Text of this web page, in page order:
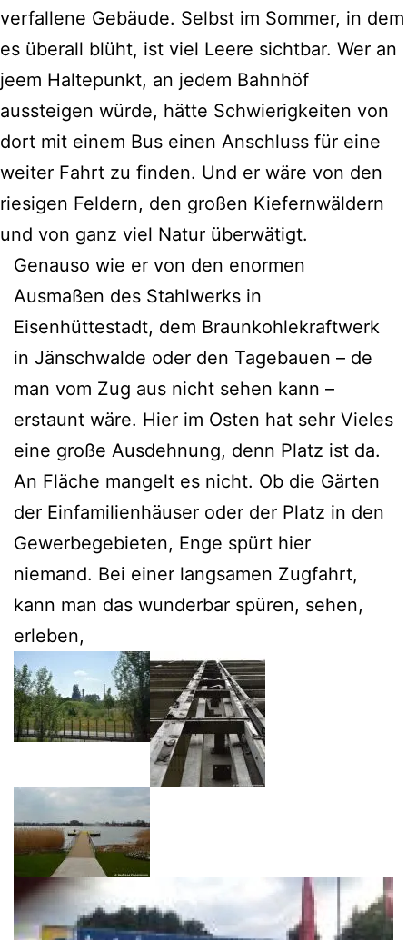
verfallene Gebäude. Selbst im Sommer, in dem
es überall blüht, ist viel Leere sichtbar. Wer an
jeem Haltepunkt, an jedem Bahnhöf
aussteigen würde, hätte Schwierigkeiten von
dort mit einem Bus einen Anschluss für eine
weiter Fahrt zu finden. Und er wäre von den
riesigen Feldern, den großen Kiefernwäldern
und von ganz viel Natur überwätigt.
Genauso wie er von den enormen
Ausmaßen des Stahlwerks in
Eisenhüttestadt, dem Braunkohlekraftwerk
in Jänschwalde oder den Tagebauen – de
man vom Zug aus nicht sehen kann –
erstaunt wäre. Hier im Osten hat sehr Vieles
eine große Ausdehnung, denn Platz ist da.
An Fläche mangelt es nicht. Ob die Gärten
der Einfamilienhäuser oder der Platz in den
Gewerbegebieten, Enge spürt hier
niemand. Bei einer langsamen Zugfahrt,
kann man das wunderbar spüren, sehen,
erleben,